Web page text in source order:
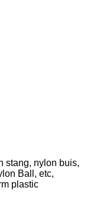
stang, nylon buis,
Ball, etc,
plastic